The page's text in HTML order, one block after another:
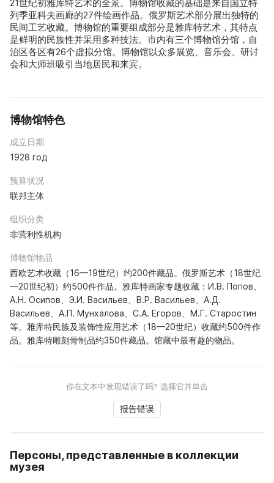
21世纪初雅库特艺术的全景。博物馆收藏的基础是来自国立特
列季亚科夫画廊的27件绘画作品。俄罗斯艺术部分展出独特的
民间工艺收藏。博物馆的重要组成部分是雅库特艺术，其特点
是鲜明的民族性并采用多种技法。市内有三个博物馆分馆，自
治区各区有26个虚拟分馆。博物馆以众多展览、音乐会、研讨
会和大师班吸引当地居民和来宾。
博物馆特色
成立日期
1928 год
预算状况
联邦主体
组织分类
非营利性机构
博物馆物品
西欧艺术收藏（16—19世纪）约200件藏品。俄罗斯艺术（18世纪
—20世纪初）约500件作品。雅库特画家专题收藏：И.В. Попов、
А.Н. Осипов、Э.И. Васильев、В.Р. Васильев、А.Д.
Васильев、А.П. Мунхалова、С.А. Егоров、М.Г. Старостин
等。雅库特民族及装饰性应用艺术（18—20世纪）收藏约500件作
品。雅库特雕刻骨制品约350件藏品。馆藏中最有趣的物品。
你在文本中发现错误了吗? 选择它并单击
报告错误
Персоны, представленные в коллекции
музея